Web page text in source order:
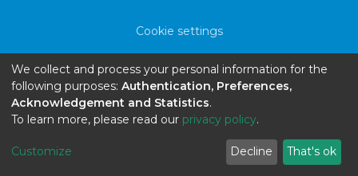
Cookie settings
End User Agreement
Send Feedback
We collect and process your personal information for the
following purposes: Authentication, Preferences,
Acknowledgement and Statistics.
To learn more, please read our privacy policy.
Customize Decline That's ok